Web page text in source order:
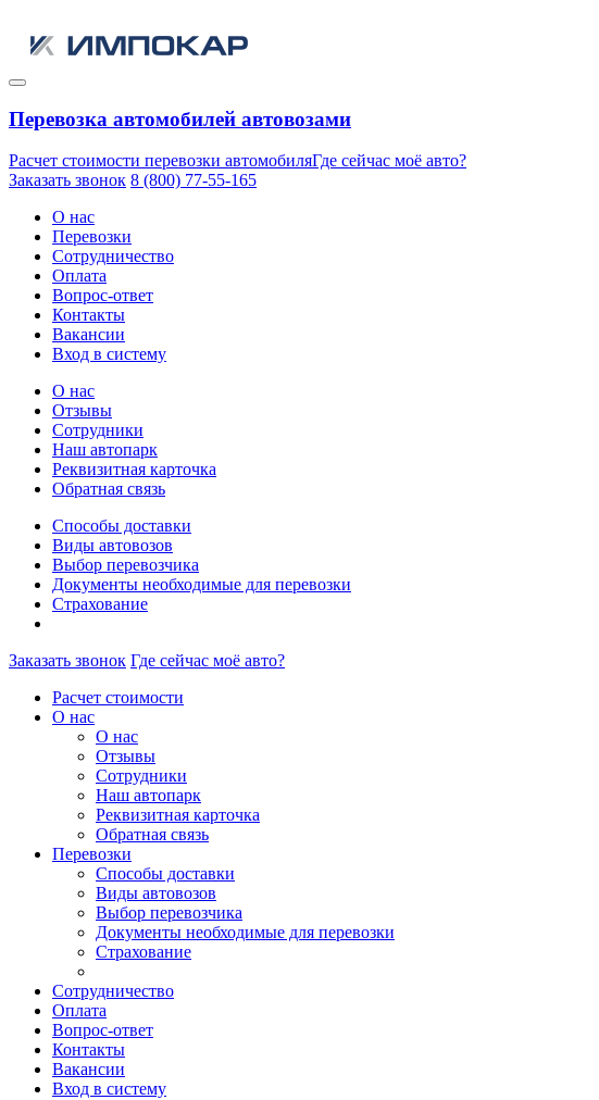
Перевозка автомобилей автовозами
Расчет стоимости перевозки автомобиляГде сейчас моё авто?
Заказать звонок 8 (800) 77-55-165
О нас
Перевозки
Сотрудничество
Оплата
Вопрос-ответ
Контакты
Вакансии
Вход в систему
О нас
Отзывы
Сотрудники
Наш автопарк
Реквизитная карточка
Обратная связь
Способы доставки
Виды автовозов
Выбор перевозчика
Документы необходимые для перевозки
Страхование
Заказать звонок Где сейчас моё авто?
Расчет стоимости
О нас
О нас
Отзывы
Сотрудники
Наш автопарк
Реквизитная карточка
Обратная связь
Перевозки
Способы доставки
Виды автовозов
Выбор перевозчика
Документы необходимые для перевозки
Страхование
Сотрудничество
Оплата
Вопрос-ответ
Контакты
Вакансии
Вход в систему